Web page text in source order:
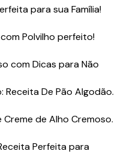
para sua Família!
Polvilho perfeito!
com Dicas para Não
Receita De Pão Algodão.
de Alho Cremoso.
Perfeita para